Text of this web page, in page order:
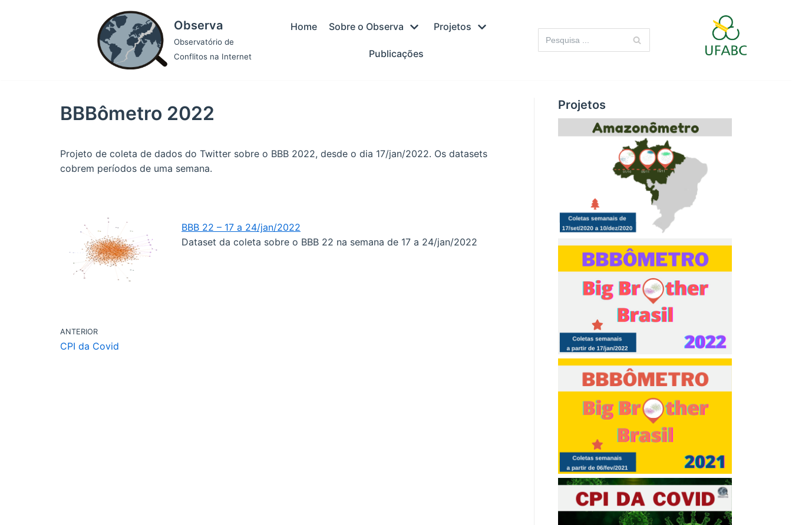
Observa
Observatório de
Conflitos na Internet
Home Sobre o Observa Projetos
Publicações
BBBômetro 2022
Projeto de coleta de dados do Twitter sobre o BBB 2022, desde o dia 17/jan/2022. Os datasets
cobrem períodos de uma semana.
BBB 22 – 17 a 24/jan/2022
Dataset da coleta sobre o BBB 22 na semana de 17 a 24/jan/2022
ANTERIOR
CPI da Covid
Projetos